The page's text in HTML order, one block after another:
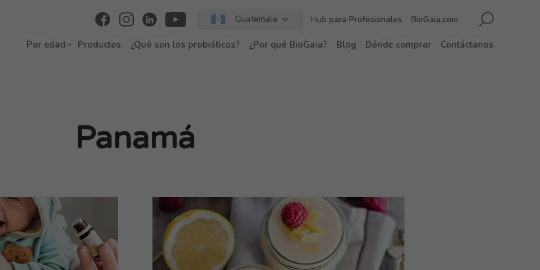
Guatemala Hub para Profesionales BioGaia.com
Por edad Productos ¿Qué son los probióticos? ¿Por qué BioGaia? Blog Dónde comprar Contáctanos
Panamá